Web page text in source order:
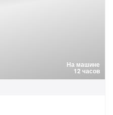
На машине
12 часов